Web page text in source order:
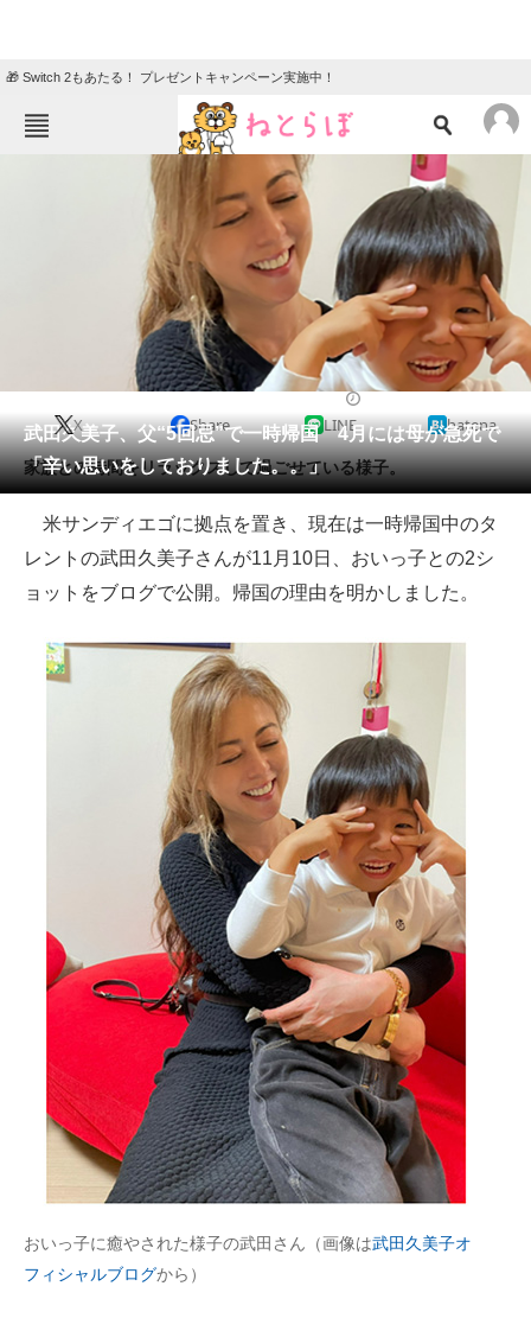
🎁 Switch 2もあたる！ プレゼントキャンペーン実施中！
ねとらぼメニュー
ニュース
クイズ
地域
教育・育児
リサーチ
会員記事
メディア
注目記事を集めた総合ページ
ITの今と未来を見通す
進化するPCとデバイスの未来
好きが集まる 比べて選べる
ビジネスと働き方のヒント
AI活用のいまが分かる
企業ITのトレンドを詳説
経営リーダーのコミュニティ
マーケ×ITの今がよく分かる
ITエンジニア向け専門サイト
企業向けIT製品の総合サイト
IT製品の技術・比較・事例
製造業のIT導入・活用を支援
モノづくり技術者専門サイト
武田久美子、父“5回忌”で一時帰国 4月には母が急死で
「辛い思いをしておりました。。」
X Share LINE hatena
家族との時間をリラックスして過ごせている様子。
米サンディエゴに拠点を置き、現在は一時帰国中のタ
レントの武田久美子さんが11月10日、おいっ子との2シ
ョットをブログで公開。帰国の理由を明かしました。
おいっ子に癒やされた様子の武田さん（画像は武田久美子オ
フィシャルブログから）